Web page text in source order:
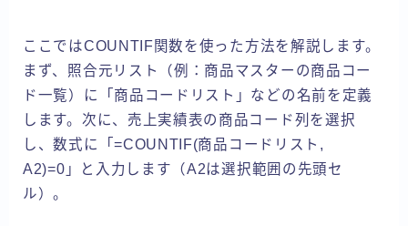
ここではCOUNTIF関数を使った方法を解説します。
まず、照合元リスト（例：商品マスターの商品コー
ド一覧）に「商品コードリスト」などの名前を定義
します。次に、売上実績表の商品コード列を選択
し、数式に「=COUNTIF(商品コードリスト,
A2)=0」と入力します（A2は選択範囲の先頭セ
ル）。